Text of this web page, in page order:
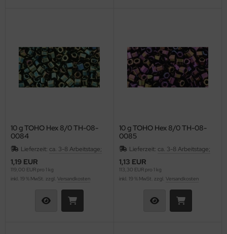
10 g TOHO Hex 8/0 TH-08-
0084
Lieferzeit: ca. 3-8 Arbeitstage;
1,19 EUR
119,00 EUR pro 1 kg
inkl. 19 % MwSt. zzgl. Versandkosten
10 g TOHO Hex 8/0 TH-08-
0085
Lieferzeit: ca. 3-8 Arbeitstage;
1,13 EUR
113,30 EUR pro 1 kg
inkl. 19 % MwSt. zzgl. Versandkosten